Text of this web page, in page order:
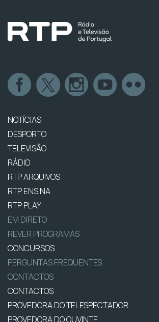
NOTÍCIAS
DESPORTO
TELEVISÃO
RÁDIO
RTP ARQUIVOS
RTP ENSINA
RTP PLAY
EM DIRETO
REVER PROGRAMAS
CONCURSOS
PERGUNTAS FREQUENTES
CONTACTOS
CONTACTOS
PROVEDORA DO TELESPECTADOR
PROVEDORA DO OUVINTE